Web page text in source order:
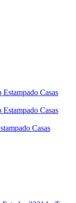
Casas